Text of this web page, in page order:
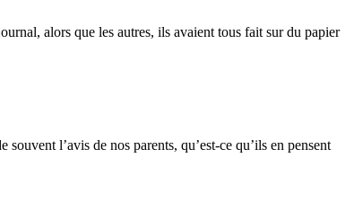
alors que les autres, ils avaient tous fait sur du papier
l’avis de nos parents, qu’est-ce qu’ils en pensent